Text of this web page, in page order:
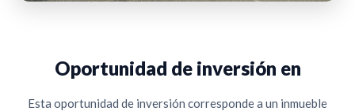
Oportunidad de inversión en
Esta oportunidad de inversión corresponde a un inmueble